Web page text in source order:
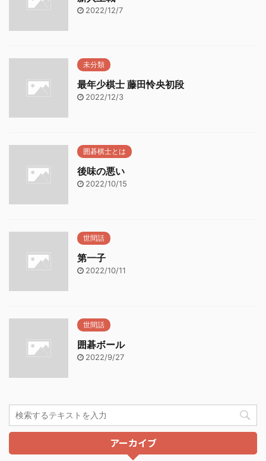
2022/12/7
未分類
最年少棋士 藤田怜央初段
2022/12/3
囲碁棋士とは
後味の悪い
2022/10/15
世間話
第一子
2022/10/11
世間話
囲碁ボール
2022/9/27
アーカイブ